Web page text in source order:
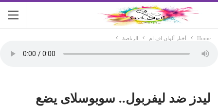
Home أخبار ألوان اف ام الرياضة
ليدز ضد ليفربول.. سوبوسلاى يضع